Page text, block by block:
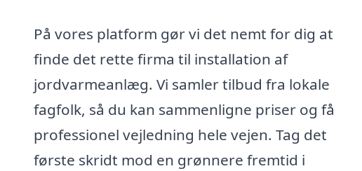
På vores platform gør vi det nemt for dig at
finde det rette firma til installation af
jordvarmeanlæg. Vi samler tilbud fra lokale
fagfolk, så du kan sammenligne priser og få
professionel vejledning hele vejen. Tag det
første skridt mod en grønnere fremtid i